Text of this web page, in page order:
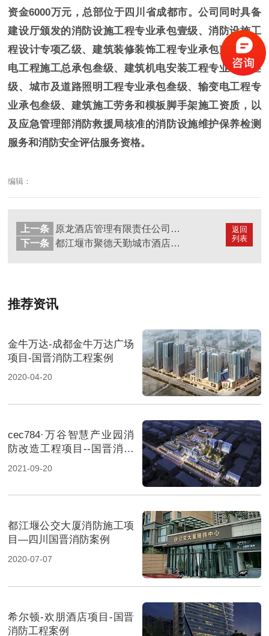
资金6000万元，总部位于四川省成都市。公司同时具备
建设厅颁发的消防设施工程专业承包壹级、消防设施工
程设计专项乙级、建筑装修装饰工程专业承包贰级、机
电工程施工总承包叁级、建筑机电安装工程专业承包叁
级、城市及道路照明工程专业承包叁级、输变电工程专
业承包叁级、建筑施工劳务和模板脚手架施工资质，以
及应急管理部消防救援局核准的消防设施维护保养检测
服务和消防安全评估服务资格。
编辑：
返回
列表
上一条
原龙酒店管理有限责任公司消防改造项目工程--国晋消防施工案例
下一条
都江堰市聚德天勤城市酒店消防改造项目工程--国晋消防改造案例
推荐资讯
金牛万达-成都金牛万达广场
项目-国晋消防工程案例
2020-04-20
cec784·万谷智慧产业园消
防改造工程项目--国晋消防
改造案例
2021-09-20
都江堰公交大厦消防施工项
目—四川国晋消防案例
2020-07-07
希尔顿-欢朋酒店项目-国晋
消防工程案例